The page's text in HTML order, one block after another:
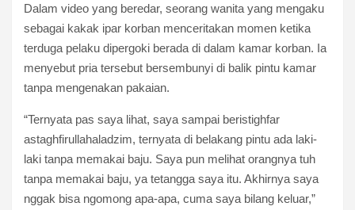
Dalam video yang beredar, seorang wanita yang mengaku
sebagai kakak ipar korban menceritakan momen ketika
terduga pelaku dipergoki berada di dalam kamar korban. Ia
menyebut pria tersebut bersembunyi di balik pintu kamar
tanpa mengenakan pakaian.
“Ternyata pas saya lihat, saya sampai beristighfar
astaghfirullahaladzim, ternyata di belakang pintu ada laki-
laki tanpa memakai baju. Saya pun melihat orangnya tuh
tanpa memakai baju, ya tetangga saya itu. Akhirnya saya
nggak bisa ngomong apa-apa, cuma saya bilang keluar,”